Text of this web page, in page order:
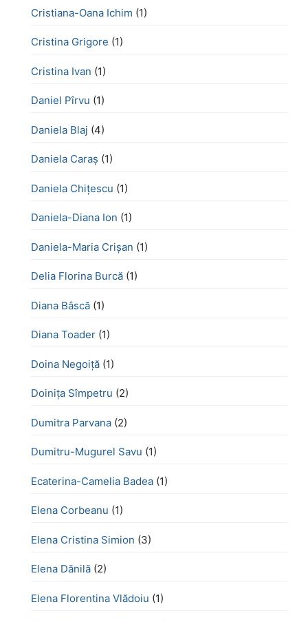
Cristiana-Oana Ichim (1)
Cristina Grigore (1)
Cristina Ivan (1)
Daniel Pîrvu (1)
Daniela Blaj (4)
Daniela Caraș (1)
Daniela Chiţescu (1)
Daniela-Diana Ion (1)
Daniela-Maria Crișan (1)
Delia Florina Burcă (1)
Diana Bâscă (1)
Diana Toader (1)
Doina Negoiță (1)
Doinița Sîmpetru (2)
Dumitra Parvana (2)
Dumitru-Mugurel Savu (1)
Ecaterina-Camelia Badea (1)
Elena Corbeanu (1)
Elena Cristina Simion (3)
Elena Dănilă (2)
Elena Florentina Vlădoiu (1)